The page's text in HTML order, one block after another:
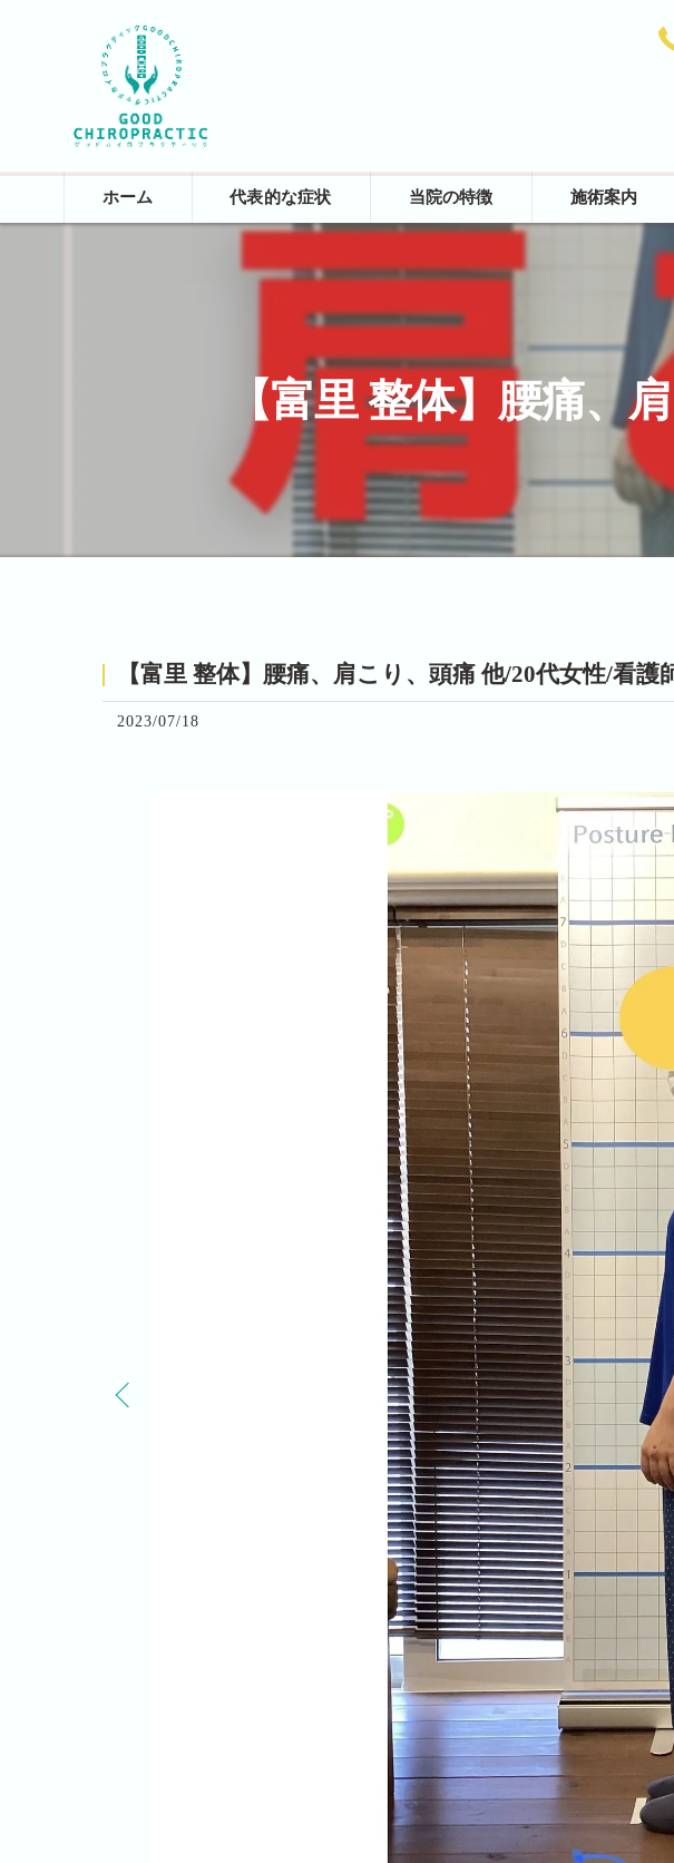
ホーム 代表的な症状 当院の特徴
院長あいさつ
院内紹介
施術案内
カイロプラクテ
骨格
ほぐし
【富里 整体】腰痛、
【富里 整体】腰痛、肩こり、頭痛 他/20代女性/看護
2023/07/18